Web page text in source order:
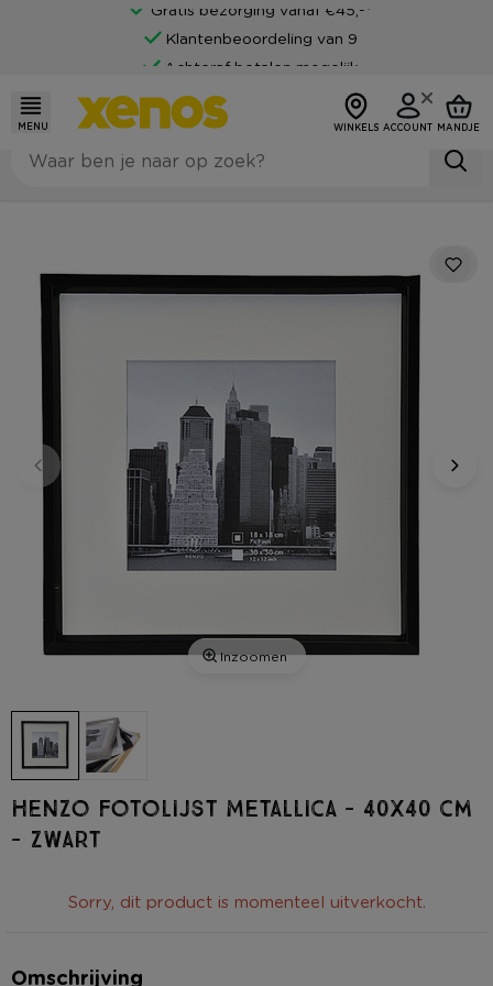
Gratis bezorging vanaf €45,-*
Klantenbeoordeling van 9
Achteraf betalen mogelijk
MENU WINKELS ACCOUNT MANDJE
Inzoomen
Henzo fotolijst Metallica - 40x40 cm
- zwart
Sorry, dit product is momenteel uitverkocht.
Omschrijving